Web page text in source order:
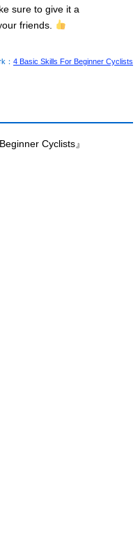
sure to give it a
friends.
： 4 Basic Skills For Beginner Cyclists
Cyclists』